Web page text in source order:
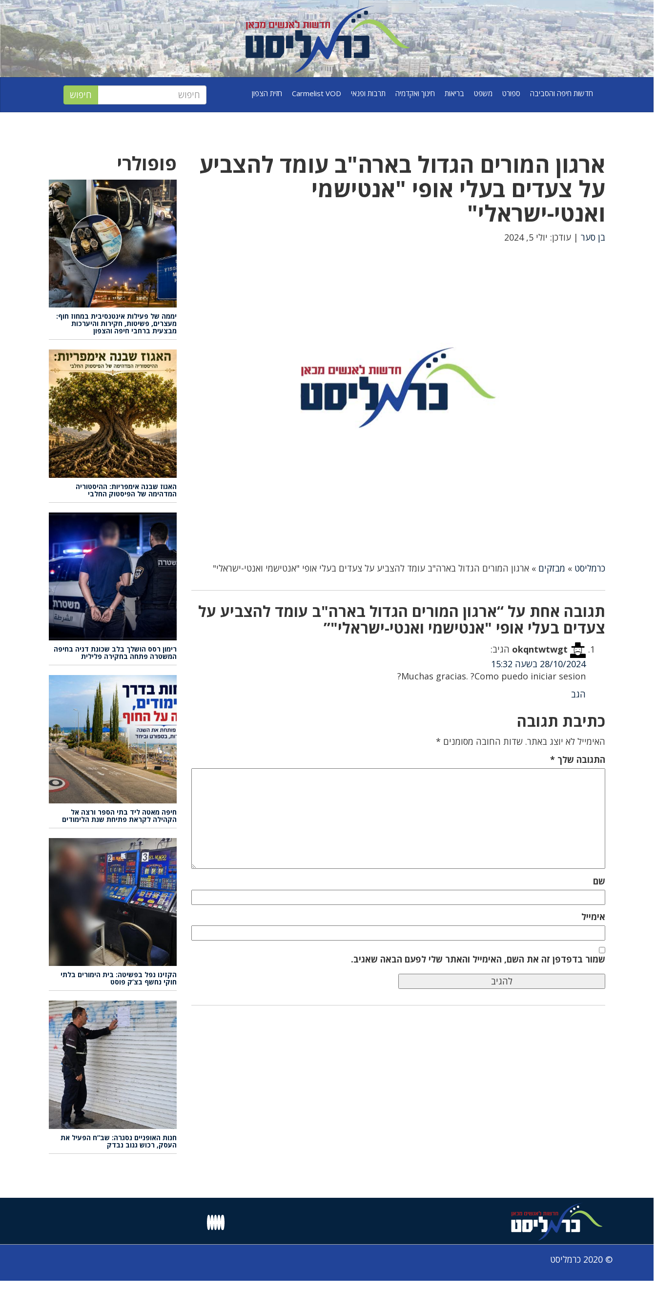
חדשות חיפה והסביבה ספורט משפט בריאות חינוך ואקדמיה תרבות ופנאי Carmelist VOD חזית הצפון
ארגון המורים הגדול בארה"ב עומד להצביע
על צעדים בעלי אופי "אנטישמי
ואנטי-ישראלי"
בן סער | עודכן: יולי 5, 2024
כרמליסט » מבזקים »ארגון המורים הגדול בארה"ב עומד להצביע על צעדים בעלי אופי "אנטישמי ואנטי-ישראלי"
תגובה אחת על “ארגון המורים הגדול בארה"ב עומד להצביע על
צעדים בעלי אופי "אנטישמי ואנטי-ישראלי"”
okqntwtwgt הגיב:
28/10/2024 בשעה 15:32
Muchas gracias. ?Como puedo iniciar sesion?
הגב
כתיבת תגובה
האימייל לא יוצג באתר. שדות החובה מסומנים *
התגובה שלך*
שם
אימייל
שמור בדפדפן זה את השם, האימייל והאתר שלי לפעם הבאה שאגיב.
פופולרי
יממה של פעילות אינטנסיבית במחוז חוף:
מעצרים, פשיטות, חקירות והיערכות
מבצעית ברחבי חיפה והצפון
האגוז שבנה אימפריות: ההיסטוריה
המדהימה של הפיסטוק החלבי
רימון רסס הושלך בלב שכונת דניה בחיפה
המשטרה פתחה בחקירה פלילית
חיפה מאטה ליד בתי הספר ורצה אל
הקהילה לקראת פתיחת שנת הלימודים
הקזינו נפל בפשיטה: בית הימורים בלתי
חוקי נחשף בצ’ק פוסט
חנות האופניים נסגרה: שב”ח הפעיל את
העסק, רכוש גנוב נבדק
© 2020 כרמליסט